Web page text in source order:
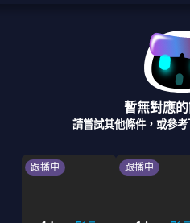
暫無對應
請嘗試其他條件，或參
跟播中 跟播中